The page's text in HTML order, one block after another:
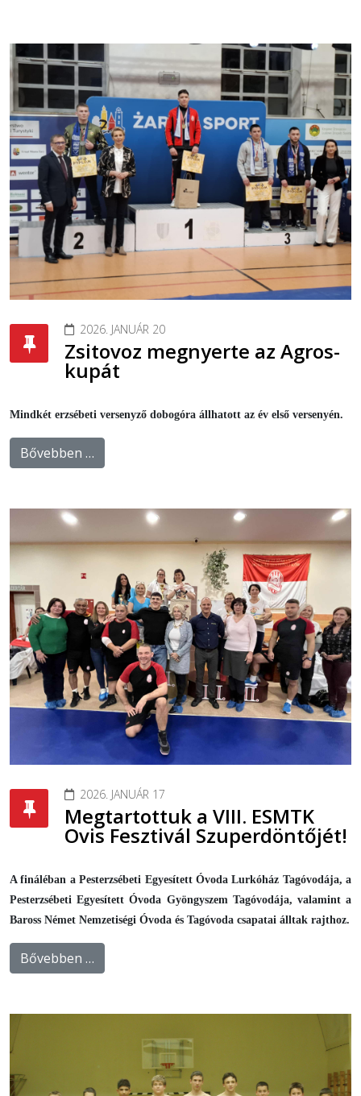
2026. JANUÁR 20
Zsitovoz megnyerte az Agros-
kupát
Mindkét erzsébeti versenyző dobogóra állhatott az év első versenyén.
Bővebben …
2026. JANUÁR 17
Megtartottuk a VIII. ESMTK
Ovis Fesztivál Szuperdöntőjét!
A fináléban a Pesterzsébeti Egyesített Óvoda Lurkóház Tagóvodája, a
Pesterzsébeti Egyesített Óvoda Gyöngyszem Tagóvodája, valamint a
Baross Német Nemzetiségi Óvoda és Tagóvoda csapatai álltak rajthoz.
Bővebben …